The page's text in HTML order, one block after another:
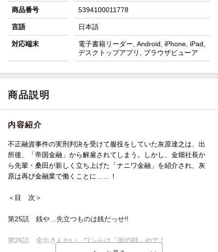
商品番号 5394100011778
言語 日本語
対応端末
電子書籍リーダー, Android, iPhone, iPad,
デスクトップアプリ, ブラウザビューア
商品説明
内容紹介
不正融資事件の実刑判決を受けて服役をしていた灰原達之は、出
所後、「帝国金融」から解雇されてしまう。しかし、金畑社長か
ら先輩・桑田が新しく立ち上げた「ナニワ金融」を紹介され、灰
原は再び金融業で働くことに……！
＜目 次＞
第25話 銭や…先立つものは銭だっせ!!
第26話 金出さんかい、ワシらは「街の顔」やで！